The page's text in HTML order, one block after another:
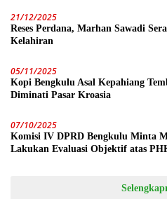
21/12/2025
Reses Perdana, Marhan Sawadi
Kelahiran
05/11/2025
Kopi Bengkulu Asal Kepahiang
Diminati Pasar Kroasia
07/10/2025
Komisi IV DPRD Bengkulu Minta
Lakukan Evaluasi Objektif atas